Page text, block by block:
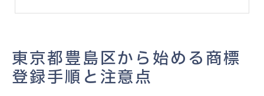
商標登録を目指すなら知りたい出願先の選び方
商標登録願の提出先を正確に知る方法
オンライン出願と窓口提出の違いを比較
東京都豊島区から始める商標
登録手順と注意点